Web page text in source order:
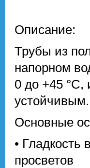
Описание:
Трубы из
напорном
0 до +45 °С,
устойчивым.
Основные
• Гладкость
просветов